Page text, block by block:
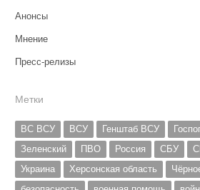
Анонсы
Мнение
Пресс-релизы
Метки
ВС ВСУ ВСУ Генштаб ВСУ
Зеленский
ПВО Россия СБУ
Украина
Херсонская область